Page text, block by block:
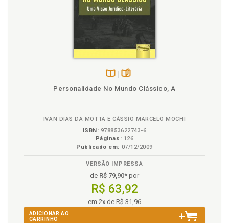
Disponível
páginas
Personalidade No Mundo Clássico, A
IVAN DIAS DA MOTTA E CÁSSIO MARCELO MOCHI
ISBN: 978853622743-6
Páginas: 126
Publicado em: 07/12/2009
VERSÃO IMPRESSA
de R$ 79,90* por
R$ 63,92
em 2x de R$ 31,96
ADICIONAR AO
CARRINHO